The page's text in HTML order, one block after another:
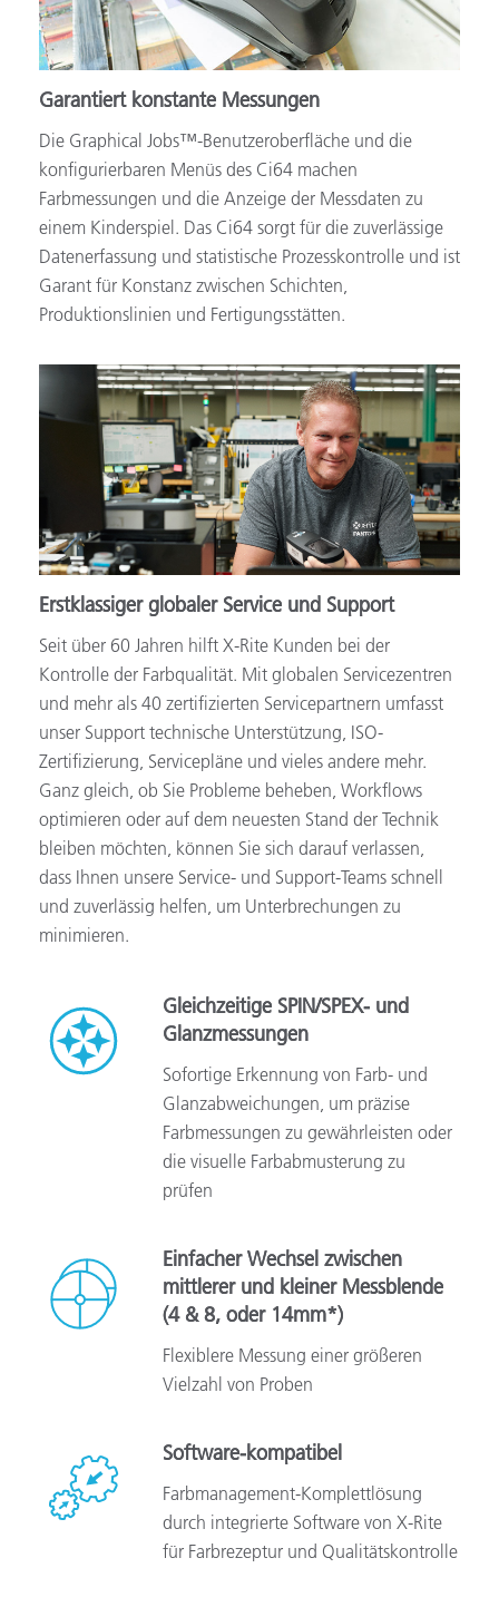
Garantiert konstante Messungen
Die Graphical Jobs™-Benutzeroberfläche und die
konfigurierbaren Menüs des Ci64 machen
Farbmessungen und die Anzeige der Messdaten zu
einem Kinderspiel. Das Ci64 sorgt für die zuverlässige
Datenerfassung und statistische Prozesskontrolle und ist
Garant für Konstanz zwischen Schichten,
Produktionslinien und Fertigungsstätten.
Erstklassiger globaler Service und Support
Seit über 60 Jahren hilft X-Rite Kunden bei der
Kontrolle der Farbqualität. Mit globalen Servicezentren
und mehr als 40 zertifizierten Servicepartnern umfasst
unser Support technische Unterstützung, ISO-
Zertifizierung, Servicepläne und vieles andere mehr.
Ganz gleich, ob Sie Probleme beheben, Workflows
optimieren oder auf dem neuesten Stand der Technik
bleiben möchten, können Sie sich darauf verlassen,
dass Ihnen unsere Service- und Support-Teams schnell
und zuverlässig helfen, um Unterbrechungen zu
minimieren.
Gleichzeitige SPIN/SPEX- und
Glanzmessungen
Sofortige Erkennung von Farb- und
Glanzabweichungen, um präzise
Farbmessungen zu gewährleisten oder
die visuelle Farbabmusterung zu
prüfen
Einfacher Wechsel zwischen
mittlerer und kleiner Messblende
(4 & 8, oder 14mm*)
Flexiblere Messung einer größeren
Vielzahl von Proben
Software-kompatibel
Farbmanagement-Komplettlösung
durch integrierte Software von X-Rite
für Farbrezeptur und Qualitätskontrolle